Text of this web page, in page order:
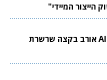
צוואר הבקבוק הבא בשוק ה-AI אורב בקצה שרשרת